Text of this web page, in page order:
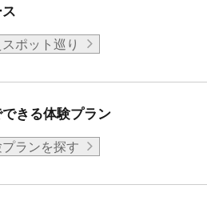
ポット巡り
きる体験プラン
ランを探す